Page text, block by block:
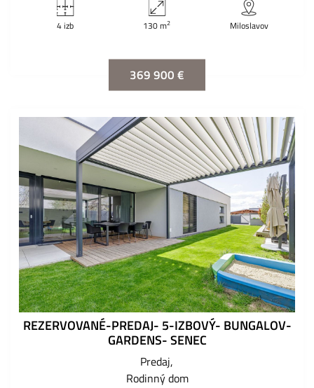
4 izb 130 m2 Miloslavov
369 900 €
REZERVOVANÉ-PREDAJ- 5-IZBOVÝ- BUNGALOV-
GARDENS- SENEC
Predaj
Rodinný dom